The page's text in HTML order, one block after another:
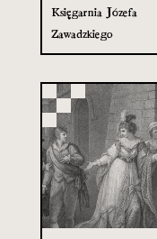
Księgarnia Józefa
Zawadzkiego